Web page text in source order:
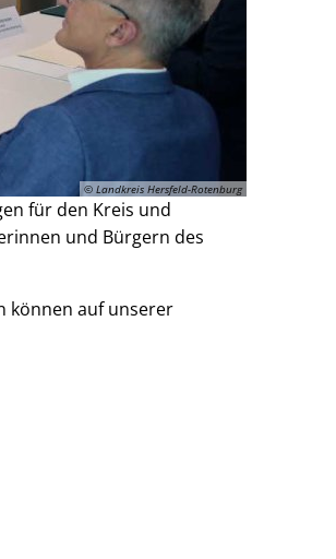
© Landkreis Hersfeld-Rotenburg
für den Kreis und
und Bürgern des
können auf unserer